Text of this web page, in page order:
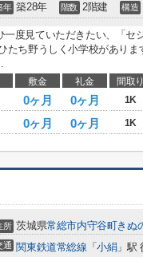
年 築28年 階数 2階建 構造
一度見ていただきたい、「セ
たち野うしく小学校があり
敷金 礼金 間取り
0ヶ月 0ヶ月 1K
0ヶ月 0ヶ月 1K
所 茨城県常総市内守谷町きぬ
通 関東鉄道常総線 「小絹」駅